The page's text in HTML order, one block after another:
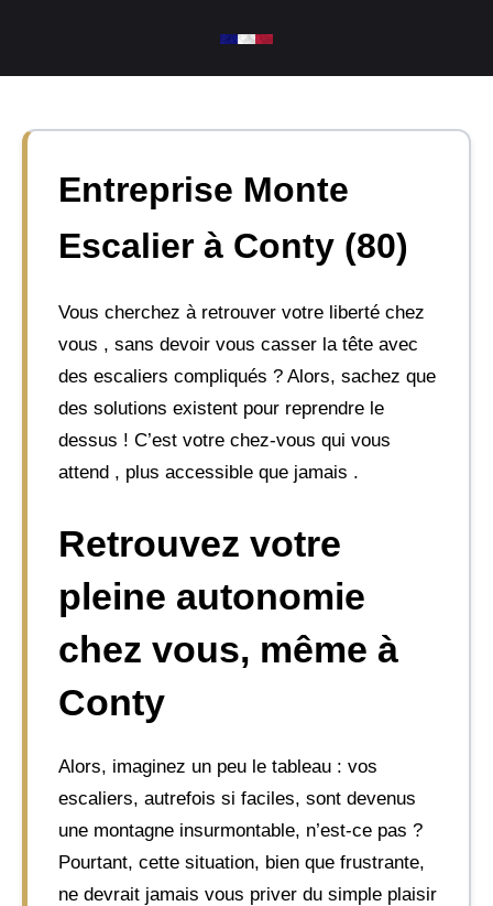
contenu
Entreprise Monte
Escalier à Conty (80)
Vous cherchez à retrouver votre liberté chez
vous , sans devoir vous casser la tête avec
des escaliers compliqués ? Alors, sachez que
des solutions existent pour reprendre le
dessus ! C’est votre chez-vous qui vous
attend , plus accessible que jamais .
Retrouvez votre
pleine autonomie
chez vous, même à
Conty
Alors, imaginez un peu le tableau : vos
escaliers, autrefois si faciles, sont devenus
une montagne insurmontable, n’est-ce pas ?
Pourtant, cette situation, bien que frustrante,
ne devrait jamais vous priver du simple plaisir